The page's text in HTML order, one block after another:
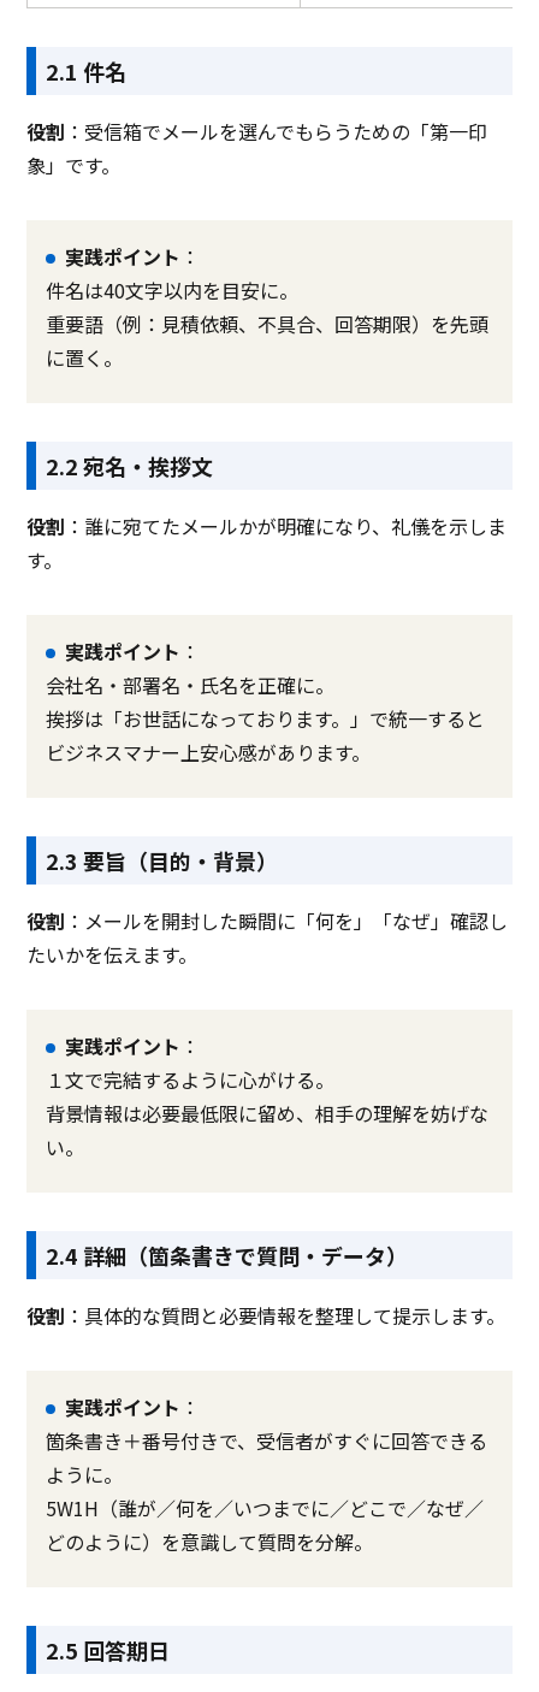
2.1 件名
役割 ：受信箱でメールを選んでもらうための「第一印
象」です。
実践ポイント ：
件名は40文字以内を目安に。
重要語（例：見積依頼、不具合、回答期限）を先頭
に置く。
2.2 宛名・挨拶文
役割 ：誰に宛てたメールかが明確になり、礼儀を示しま
す。
実践ポイント ：
会社名・部署名・氏名を正確に。
挨拶は「お世話になっております。」で統一すると
ビジネスマナー上安心感があります。
2.3 要旨（目的・背景）
役割 ：メールを開封した瞬間に「何を」「なぜ」確認し
たいかを伝えます。
実践ポイント ：
１文で完結するように心がける。
背景情報は必要最低限に留め、相手の理解を妨げな
い。
2.4 詳細（箇条書きで質問・データ）
役割 ：具体的な質問と必要情報を整理して提示します。
実践ポイント ：
箇条書き＋番号付きで、受信者がすぐに回答できる
ように。
5W1H（誰が／何を／いつまでに／どこで／なぜ／
どのように）を意識して質問を分解。
2.5 回答期日